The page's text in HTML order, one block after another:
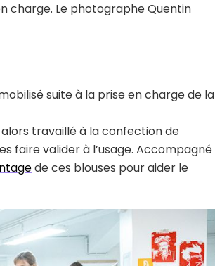
charge. Le photographe Quentin
suite à la prise en charge de la
travaillé à la confection de
faire valider à l’usage. Accompagné
de ces blouses pour aider le